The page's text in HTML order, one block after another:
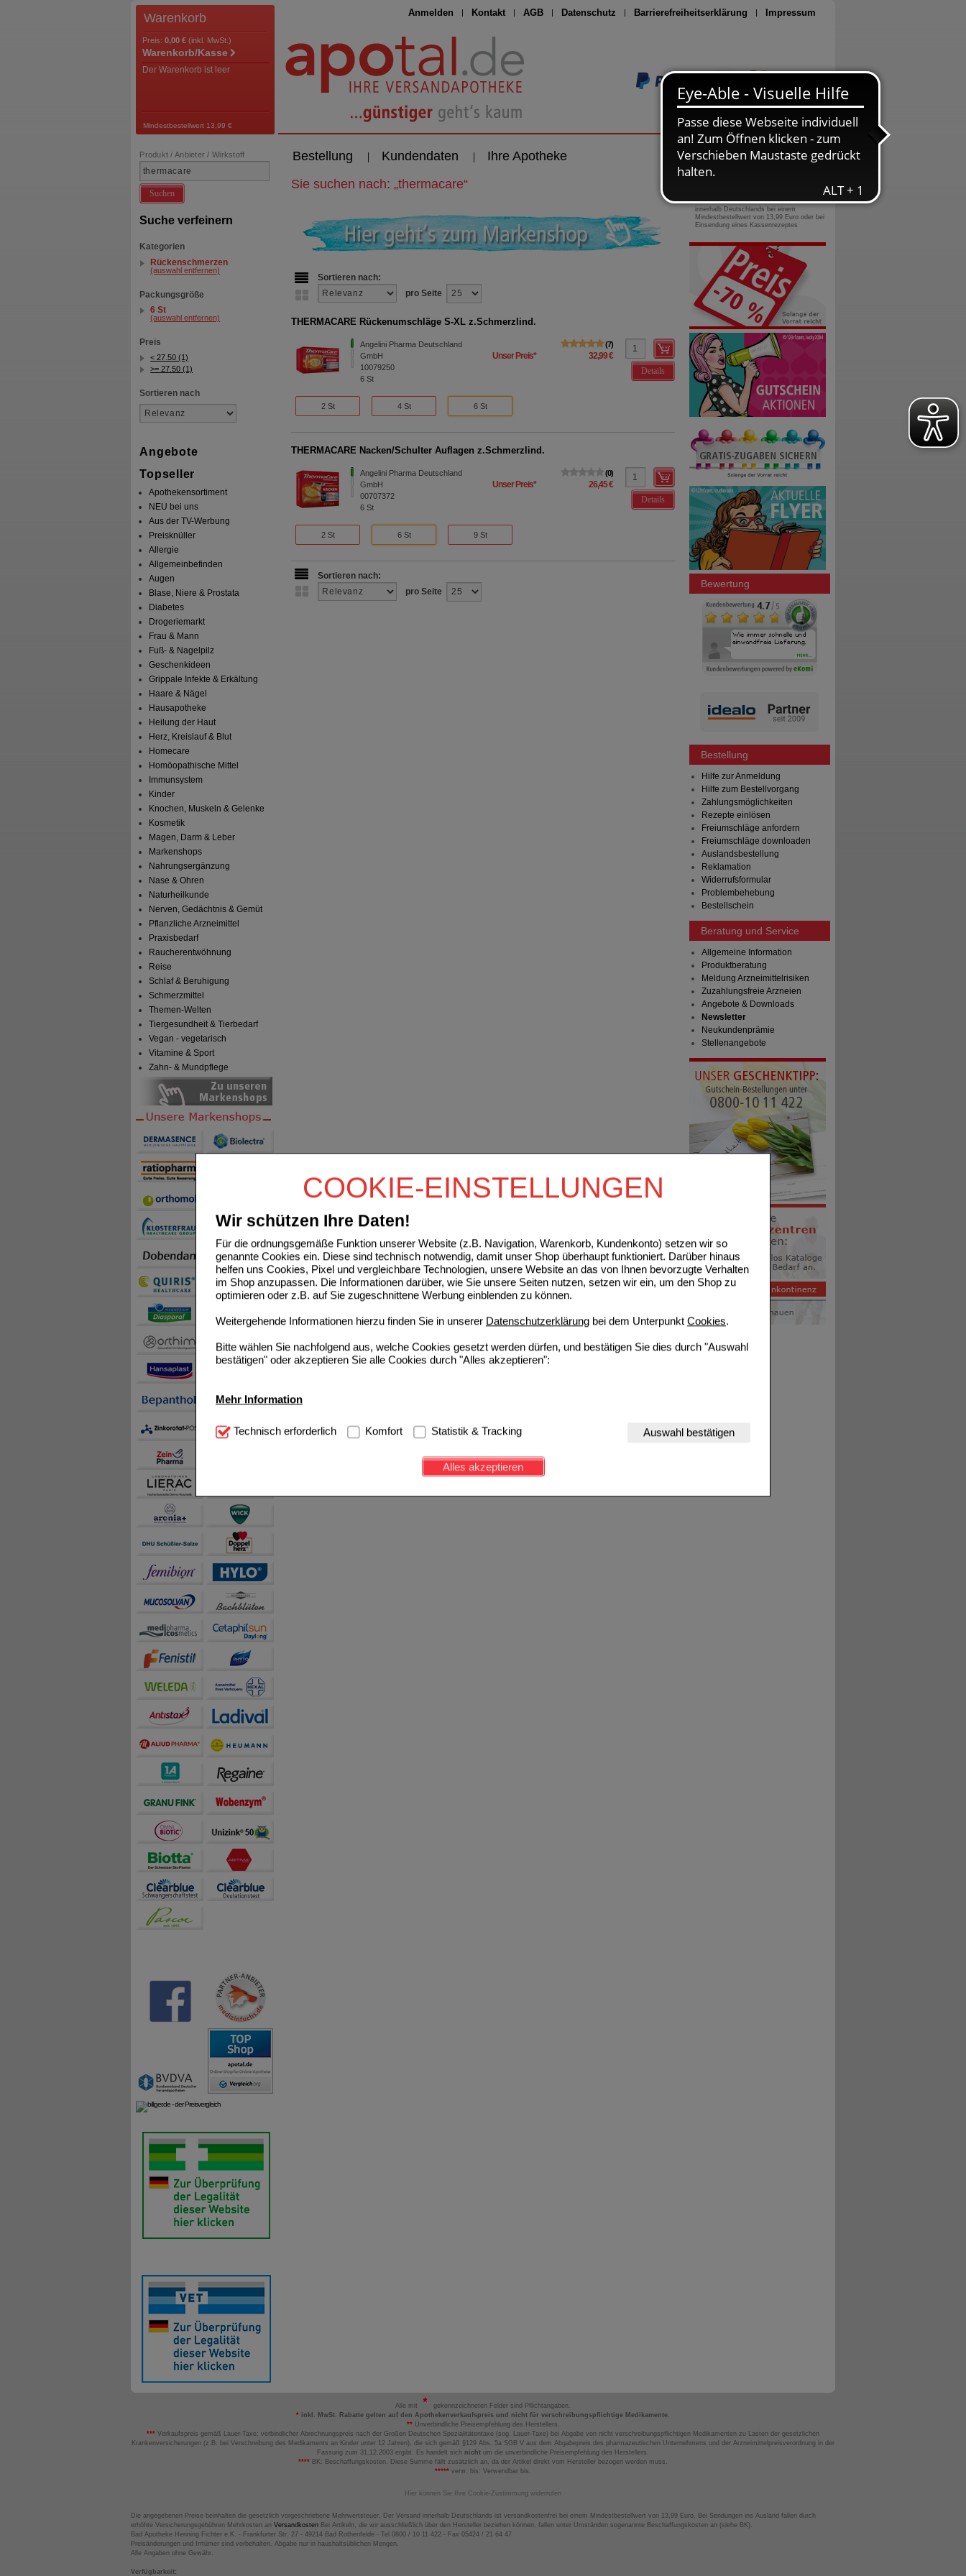
COOKIE-EINSTELLUNGEN
Wir schützen Ihre Daten!
Für die ordnungsgemäße Funktion unserer Website (z.B. Navigation, Warenkorb, Kundenkonto) setzen wir so
genannte Cookies ein. Diese sind technisch notwendig, damit unser Shop überhaupt funktioniert. Darüber hinaus
helfen uns Cookies, Pixel und vergleichbare Technologien, unsere Website an das von Ihnen bevorzugte Verhalten
im Shop anzupassen. Die Informationen darüber, wie Sie unsere Seiten nutzen, setzen wir ein, um den Shop zu
optimieren oder z.B. auf Sie zugeschnittene Werbung einblenden zu können.
Weitergehende Informationen hierzu finden Sie in unserer Datenschutzerklärung bei dem Unterpunkt Cookies.
Bitte wählen Sie nachfolgend aus, welche Cookies gesetzt werden dürfen, und bestätigen Sie dies durch "Auswahl
bestätigen" oder akzeptieren Sie alle Cookies durch "Alles akzeptieren":
Mehr Information
Technisch Notwendig: Hierbei handelt es sich um Cookies, die für die Grundfunktionen unserer Website
notwendig sind (z.B. Navigation, Warenkorb, Kundenkonto), weshalb auf diese nicht verzichtet werden kann.
Diese Cookies werden genutzt um das Einkaufserlebnis noch ansprechender zu gestalten,
beispielsweise für die Wiedererkennung des Besuchers oder unsere Seite an bevorzugte Verhaltensweisen (z.B.
Inhalte anzuzeigen und unser Partnerprogramm zu betreiben.
Statistik & Tracking:
sammeln, mit deren Hilfe wir unsere Website weiter für Sie optimieren können, den Inhalt auf unserer Website aber
auch die Werbung auf Drittseiten möglichst relevant für Sie zu gestalten. Bitte beachten Sie, dass Daten hierfür
teilweise an Dritte wie z.B. Google oder soziale Medien übertragen werden.
Technisch erforderlich Komfort Statistik & Tracking Auswahl bestätigen
Alles akzeptieren
Anmelden Kontakt AGB Datenschutz Barrierefreiheitserklärung Impressum
Seite drucken
Warenkorb
Preis: 0,00 € (inkl. MwSt.)
Warenkorb/Kasse
Der Warenkorb ist leer
Mindestbestellwert 13,99 €
Bestellung Kundendaten Ihre Apotheke
Produkt / Anbieter / Wirkstoff
Suchen
Suche verfeinern
Kategorien
Rückenschmerzen
(auswahl entfernen)
Packungsgröße
6 St
(auswahl entfernen)
Preis
< 27.50 (1)
>= 27.50 (1)
Sortieren nach
Angebote
Topseller
Apothekensortiment
NEU bei uns
Aus der TV-Werbung
Preisknüller
Allergie
Allgemeinbefinden
Augen
Blase, Niere & Prostata
Diabetes
Drogeriemarkt
Frau & Mann
Fuß- & Nagelpilz
Geschenkideen
Grippale Infekte & Erkältung
Haare & Nägel
Hausapotheke
Heilung der Haut
Herz, Kreislauf & Blut
Homecare
Homöopathische Mittel
Immunsystem
Kinder
Knochen, Muskeln & Gelenke
Kosmetik
Magen, Darm & Leber
Markenshops
Nahrungsergänzung
Nase & Ohren
Naturheilkunde
Nerven, Gedächtnis & Gemüt
Pflanzliche Arzneimittel
Praxisbedarf
Raucherentwöhnung
Reise
Schlaf & Beruhigung
Schmerzmittel
Themen-Welten
Tiergesundheit & Tierbedarf
Vegan - vegetarisch
Vitamine & Sport
Zahn- & Mundpflege
Sie suchen nach: „thermacare“
Sortieren nach:
pro Seite
THERMACARE Rückenumschläge S-XL z.Schmerzlind.
Angelini Pharma Deutschland
GmbH
10079250
6St
7
Unser Preis*
32,99 €
Details
2 St 4 St 6 St
THERMACARE Nacken/Schulter Auflagen z.Schmerzlind.
Angelini Pharma Deutschland
GmbH
00707372
6St
0
Unser Preis*
26,45 €
Details
2 St 6 St 9 St
Sortieren nach:
pro Seite
0800-10 11 422
gebührenfreie Rufnummer
innerhalb Deutschlands bei einem
Mindestbestellwert von 13,99 Euro oder bei
Einsendung eines Kassenrezeptes
Bewertung
Bestellung
Hilfe zur Anmeldung
Hilfe zum Bestellvorgang
Zahlungsmöglichkeiten
Rezepte einlösen
Freiumschläge anfordern
Freiumschläge downloaden
Auslandsbestellung
Reklamation
Widerrufsformular
Problembehebung
Bestellschein
Beratung und Service
Allgemeine Information
Produktberatung
Meldung Arzneimittelrisiken
Zuzahlungsfreie Arzneien
Angebote & Downloads
Newsletter
Neukundenprämie
Stellenangebote
Alle mit
gekennzeichneten Felder sind Pflichtangaben.
* inkl. MwSt. Rabatte gelten auf den Apothekenverkaufspreis und nicht für verschreibungspflichtige Medikamente.
**Unverbindliche Preisempfehlung des Herstellers.
*** Verkaufspreis gemäß Lauer-Taxe; verbindlicher Abrechnungspreis nach der Großen Deutschen Spezialitätentaxe (sog. Lauer-Taxe) bei Abgabe von nicht verschreibungspflichtigen Medikamenten zu Lasten der gesetzlichen
Krankenversicherungen (z.B. bei Verschreibung des Medikaments an Kinder unter 12 Jahren), die sich gemäß §129 Abs. 5a SGB V aus dem Abgabepreis des pharmazeutischen Unternehmens und der Arzneimittelpreisverordnung in der
Fassung zum 31.12.2003 ergibt. Es handelt sich nicht um die unverbindliche Preisempfehlung des Herstellers.
**** BK: Beschaffungskosten. Diese Summe fällt zusätzlich an, da der Artikel direkt vom Hersteller bezogen werden muss.
***** verw. bis: Verwendbar bis.
Hier können Sie Ihre Cookie-Zustimmung widerrufen
Die angegebenen Preise beinhalten die gesetzlich vorgeschriebene Mehrwertsteuer. Der Versand innerhalb Deutschlands ist versandkostenfrei bei einem Mindestbestellwert von 13,99 Euro. Bei Sendungen ins Ausland fallen durch
erhöhte Versicherungsgebühren Mehrkosten an Versandkosten Bei Artikeln, die wir ausschließlich über den Hersteller beziehen können, fallen unter Umständen sogenannte Beschaffungskosten an (siehe BK).
Bad Apotheke Henning Fichter e.K. - Frankfurter Str. 27 - 49214 Bad Rothenfelde - Tel 0800 / 10 11 422 - Fax 05424 / 21 64 47
Preisänderungen und Irrtümer sind vorbehalten. Abgabe nur in haushaltsüblichen Mengen.
Alle Angaben ohne Gewähr.
Verfügbarkeit: